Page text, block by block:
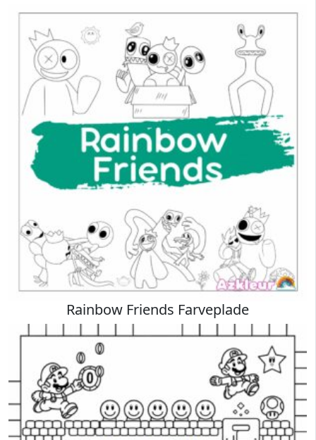
Rainbow Friends Farveplade